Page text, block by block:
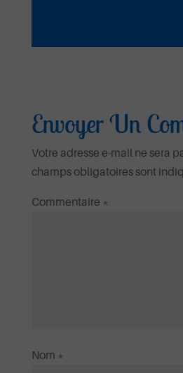
Envoyer Un
Votre adresse e-mail ne sera
champs obligatoires sont
Commentaire *
Nom *